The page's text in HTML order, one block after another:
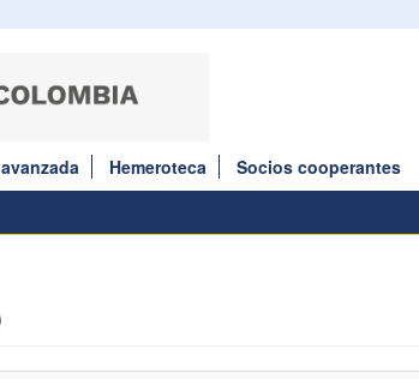
Hemeroteca
Socios cooperantes